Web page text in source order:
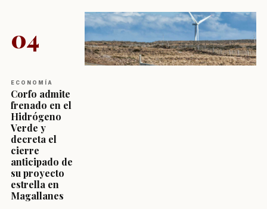
04
ECONOMÍA
Corfo admite
frenado en el
Hidrógeno
Verde y
decreta el
cierre
anticipado de
su proyecto
estrella en
Magallanes